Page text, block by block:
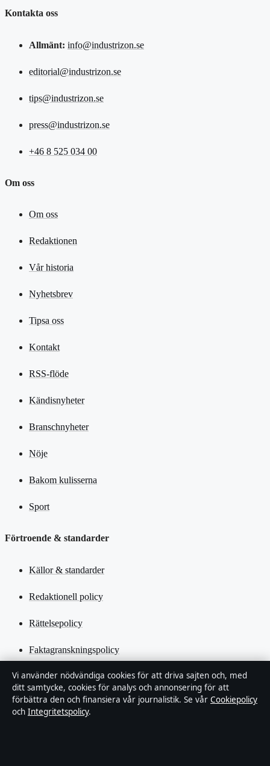
Kontakta oss
Allmänt: info@industrizon.se
editorial@industrizon.se
tips@industrizon.se
press@industrizon.se
+46 8 525 034 00
Om oss
Om oss
Redaktionen
Vår historia
Nyhetsbrev
Tipsa oss
Kontakt
RSS-flöde
Kändisnyheter
Branschnyheter
Nöje
Bakom kulisserna
Sport
Förtroende & standarder
Källor & standarder
Redaktionell policy
Rättelsepolicy
Faktagranskningspolicy
Ägande & finansiering
Integritetspolicy
Vi använder nödvändiga cookies för att driva sajten och, med
ditt samtycke, cookies för analys och annonsering för att
förbättra den och finansiera vår journalistik. Se vår Cookiepolicy
och Integritetspolicy.